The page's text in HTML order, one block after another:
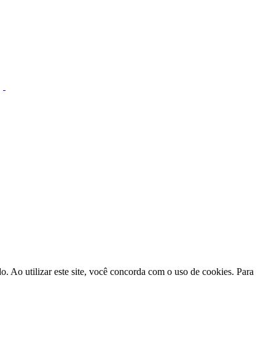
Ao utilizar este site, você concorda com o uso de cookies. Para